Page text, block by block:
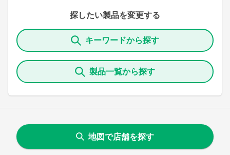
探したい製品を変更する
キーワードから探す
製品一覧から探す
地図で店舗を探す